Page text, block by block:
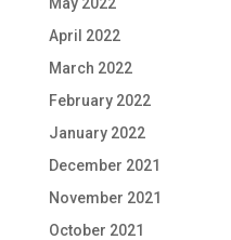
April 2022
March 2022
February 2022
January 2022
December 2021
November 2021
October 2021